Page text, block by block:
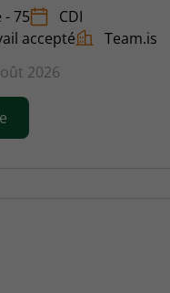
- 75
CDI
accepté
Team.is
2026